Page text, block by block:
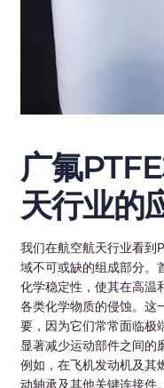
广氟
天行业的
我们在航空航天行业看到
域不可或缺的组成部分。
化学稳定性，使其在高温
各类化学物质的侵蚀。这
要，因为它们常常面临极
显著减少运动部件之间的
例如，在飞机发动机及其
动轴承及其他关键连接件。